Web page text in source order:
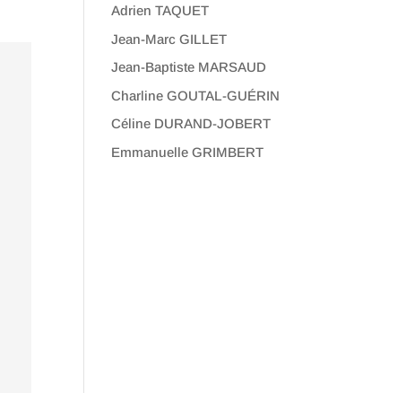
Adrien TAQUET
Jean-Marc GILLET
Jean-Baptiste MARSAUD
Charline GOUTAL-GUÉRIN
Céline DURAND-JOBERT
Emmanuelle GRIMBERT